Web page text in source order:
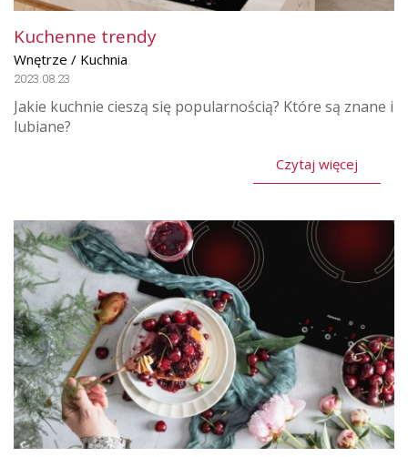
Kuchenne trendy
Wnętrze / Kuchnia
2023.08.23
Jakie kuchnie cieszą się popularnością? Które są znane i
lubiane?
Czytaj więcej